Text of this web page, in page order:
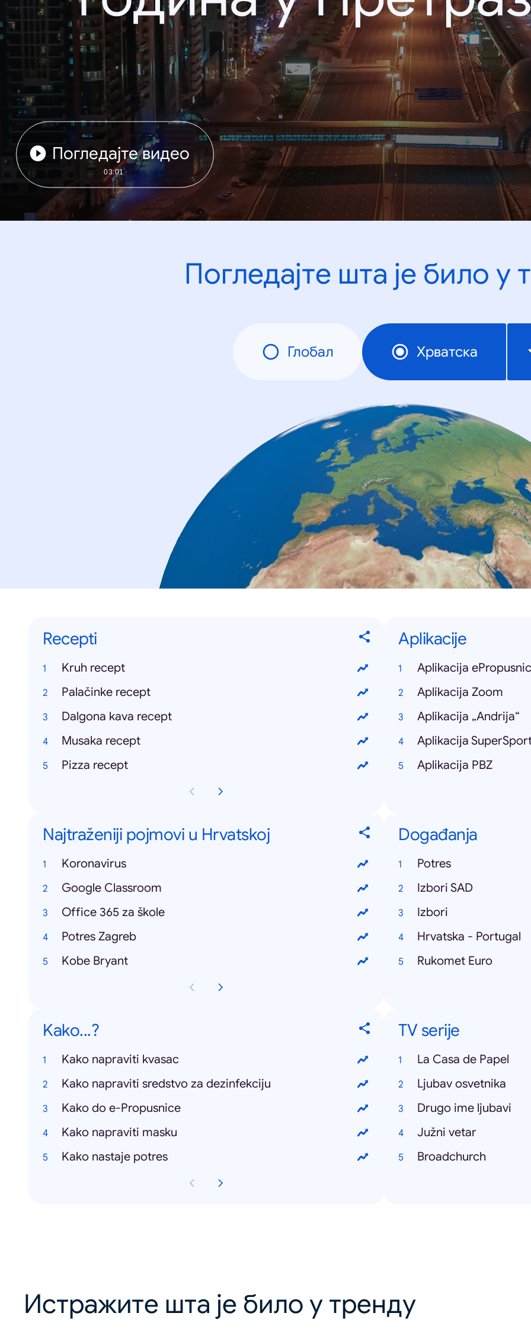
Погледајте видео
03:01
Погледајте шта је било у
Глобал Хрватска
Recepti
Kruh recept
Palačinke recept
Dalgona kava recept
Musaka recept
Pizza recept
Aplikacije
Aplikacija
Aplikacija Zoom
Aplikacija „Andrija“
Aplikacija
Aplikacija PBZ
Najtraženiji pojmovi u Hrvatskoj
Koronavirus
Google Classroom
Office 365 za škole
Potres Zagreb
Kobe Bryant
Događanja
Potres
Izbori SAD
Izbori
Hrvatska - Portugal
Rukomet Euro
Kako...?
Kako napraviti kvasac
Kako napraviti sredstvo za dezinfekciju
Kako do e-Propusnice
Kako napraviti masku
Kako nastaje potres
TV serije
La Casa de Papel
Ljubav osvetnika
Drugo ime ljubavi
Južni vetar
Broadchurch
Истражите шта је било у тренду